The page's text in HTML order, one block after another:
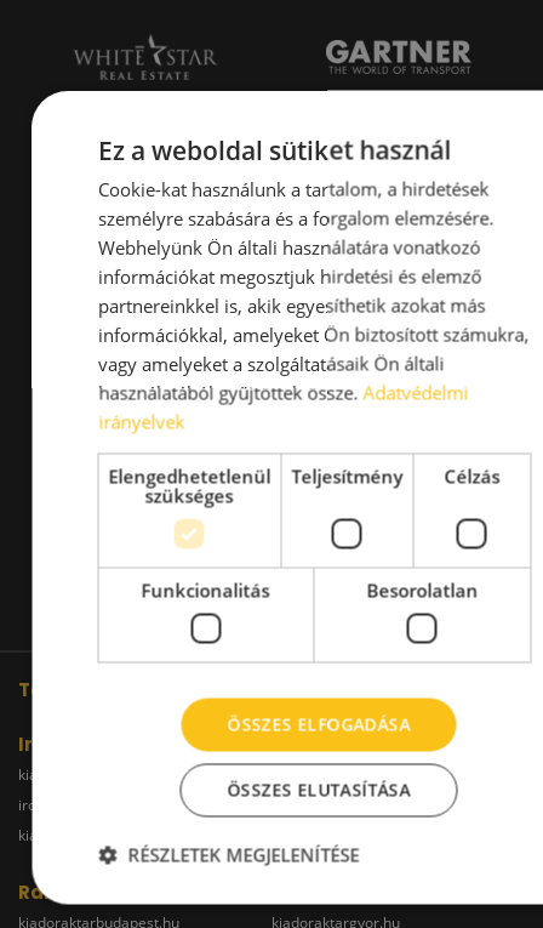
További oldalaink
Iroda
kiadoiroda.info
irodakiadobudapest.hu
kiadoirodabudaors.hu
Raktár
kiadoraktarbudapest.hu
kiadoraktargyor.hu
Ez a weboldal sütiket használ
Cookie-kat használunk a tartalom, a hirdetések
személyre szabására és a forgalom elemzésére.
Webhelyünk Ön általi használatára vonatkozó
információkat megosztjuk hirdetési és elemző
partnereinkkel is, akik egyesíthetik azokat más
információkkal, amelyeket Ön biztosított számukra,
vagy amelyeket a szolgáltatásaik Ön általi
használatából gyűjtöttek össze. Adatvédelmi
irányelvek
Elengedhetetlenül
szükséges
Teljesítmény Célzás
Funkcionalitás Besorolatlan
ÖSSZES ELFOGADÁSA
ÖSSZES ELUTASÍTÁSA
RÉSZLETEK MEGJELENÍTÉSE